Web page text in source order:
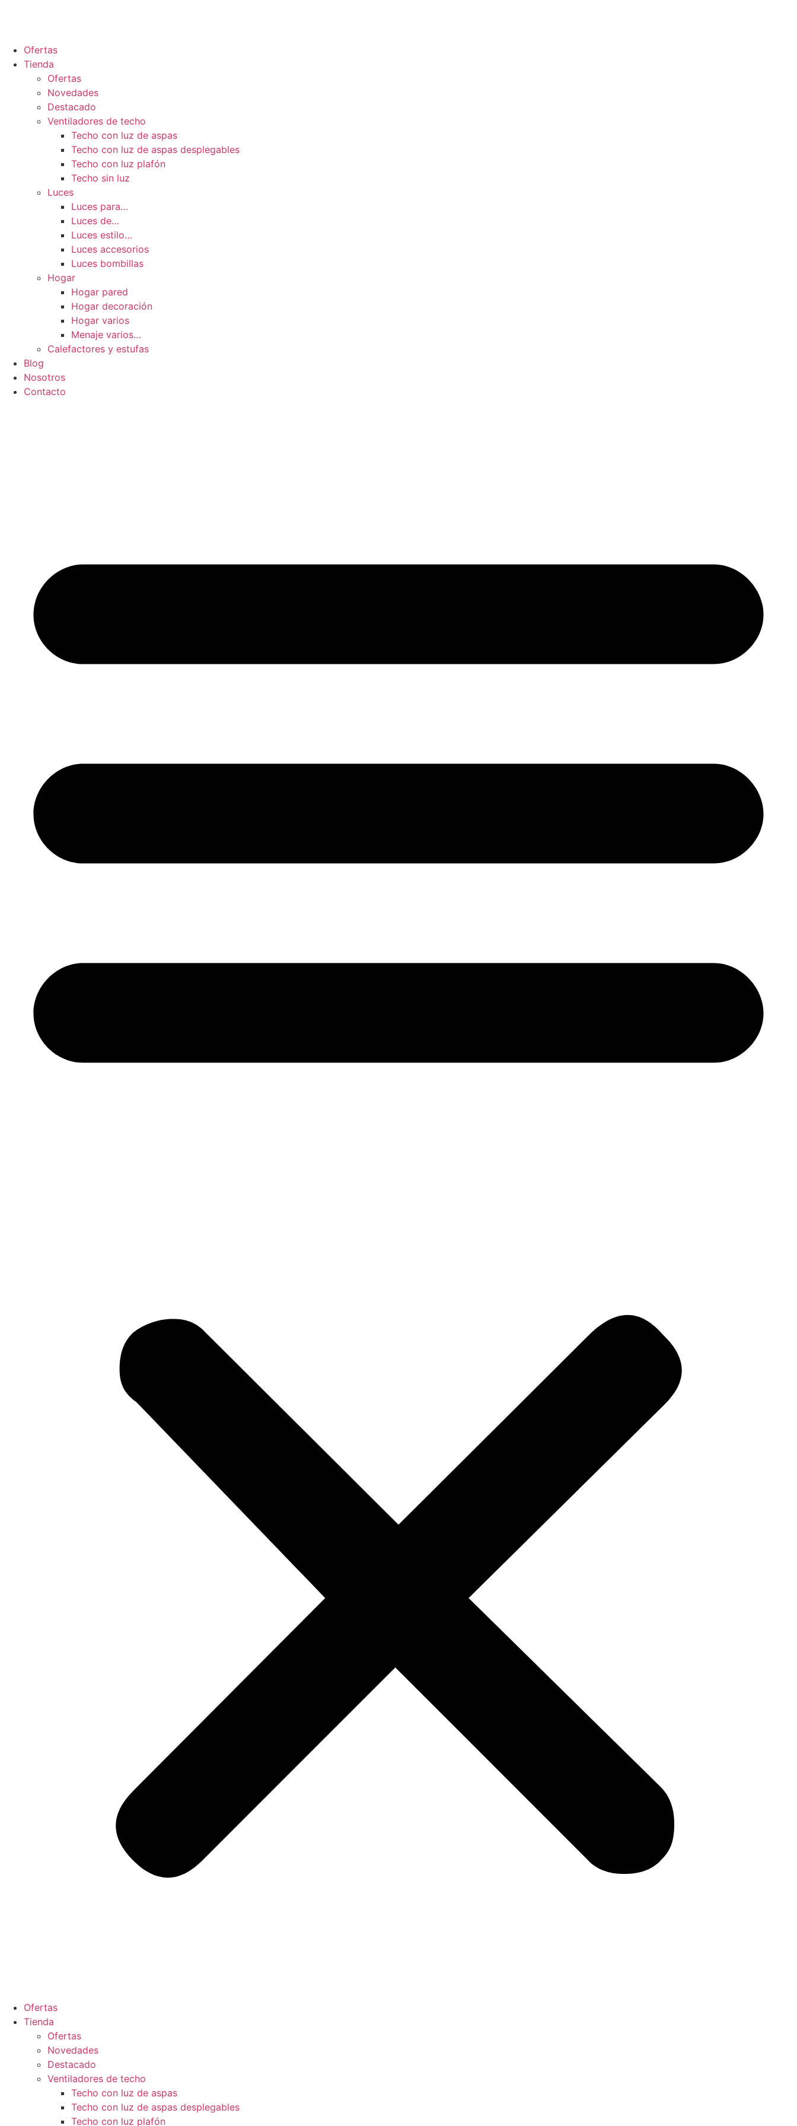
Ofertas
Tienda
Ofertas
Novedades
Destacado
Ventiladores de techo
Techo con luz de aspas
Techo con luz de aspas desplegables
Techo con luz plafón
Techo sin luz
Luces
Luces para…
Luces de…
Luces estilo…
Luces accesorios
Luces bombillas
Hogar
Hogar pared
Hogar decoración
Hogar varios
Menaje varios…
Calefactores y estufas
Blog
Nosotros
Contacto
Ofertas
Tienda
Ofertas
Novedades
Destacado
Ventiladores de techo
Techo con luz de aspas
Techo con luz de aspas desplegables
Techo con luz plafón